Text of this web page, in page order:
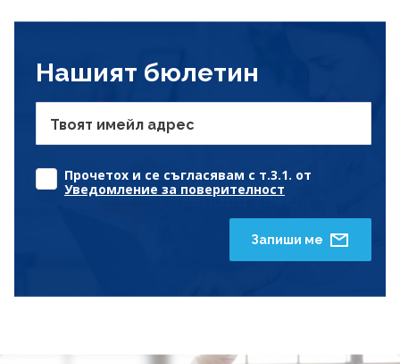
Нашият бюлетин
Твоят имейл адрес
Прочетох и се съгласявам с т.3.1. от
Уведомление за поверителност
Запиши ме